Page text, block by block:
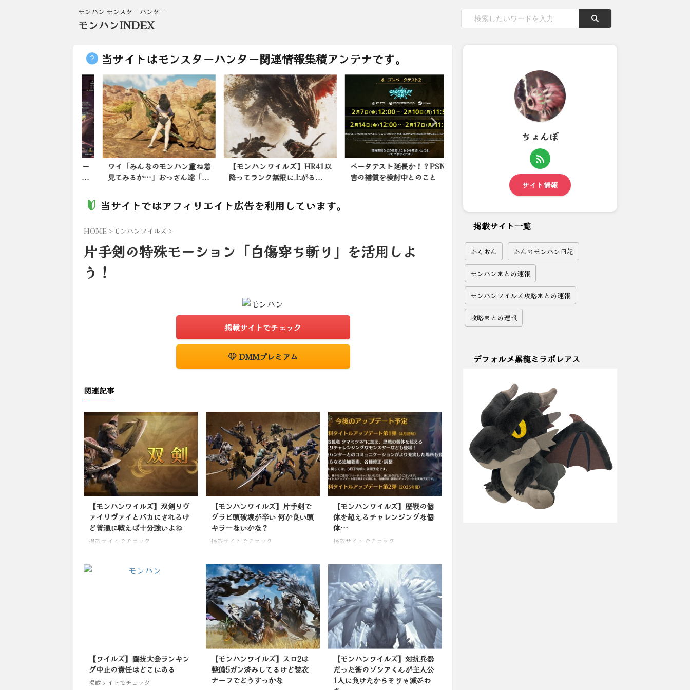
モンハン モンスターハンター
モンハンINDEX
当サイトはモンスターハンター関連情報集積アンテナです。
ワイ「みんなのモンハン重ね着
見てみるか…」おっさん達「...
【モンハンワイルズ】HR41以
降ってランク無限に上がる...
ベータテスト延長か！？PSN障
害の補償を検討中とのこと
【モンハンワイルズ】S5って容
量はいつもどのくらい空け...
当サイトではアフィリエイト広告を利用しています。
HOME >モンハンワイルズ >
片手剣の特殊モーション「白傷穿ち斬り」を活用しよ
う！
掲載サイトでチェック
DMMプレミアム
関連記事
【モンハンワイルズ】双剣リヴ
ァイリヴァイとバカにされるけ
ど普通に戦えば十分強いよね
掲載サイトでチェック
【モンハンワイルズ】片手剣で
グラビ頭破壊が辛い 何か良い頭
キラーないかな？
掲載サイトでチェック
【モンハンワイルズ】歴戦の個
体を超えるチャレンジングな個
体…
掲載サイトでチェック
【ワイルズ】闘技大会ランキン
グ中止の責任はどこにある
掲載サイトでチェック
【モンハンワイルズ】スロ2は
整備5ガン済みしてるけど装衣
ナーフでどうすっかな
【モンハンワイルズ】対抗兵器
だった筈のゾシアくんが主人公
1人に負けたからそりゃ滅ぶわ
ちょんぼ
サイト情報
掲載サイト一覧
ふぐおん ふんのモンハン日記
モンハンまとめ速報
モンハンワイルズ攻略まとめ速報
攻略まとめ速報
デフォルメ黒龍ミラボレアス